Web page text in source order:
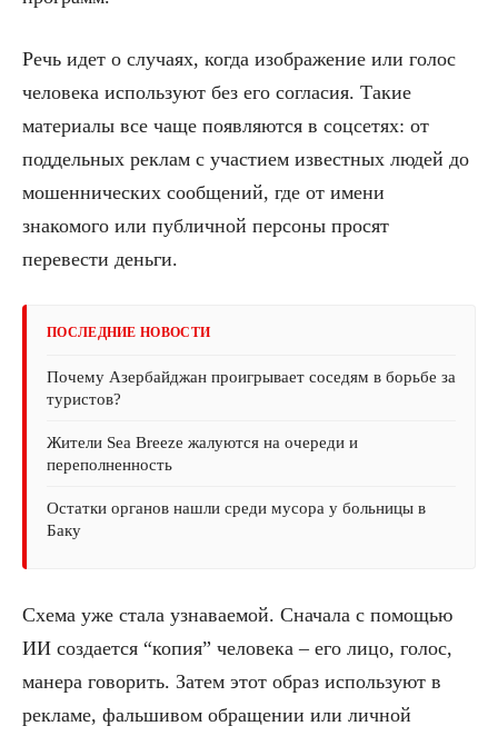
Речь идет о случаях, когда изображение или голос
человека используют без его согласия. Такие
материалы все чаще появляются в соцсетях: от
поддельных реклам с участием известных людей до
мошеннических сообщений, где от имени
знакомого или публичной персоны просят
перевести деньги.
ПОСЛЕДНИЕ НОВОСТИ
Почему Азербайджан проигрывает соседям в борьбе за
туристов?
Жители Sea Breeze жалуются на очереди и
переполненность
Остатки органов нашли среди мусора у больницы в
Баку
Схема уже стала узнаваемой. Сначала с помощью
ИИ создается “копия” человека – его лицо, голос,
манера говорить. Затем этот образ используют в
рекламе, фальшивом обращении или личной